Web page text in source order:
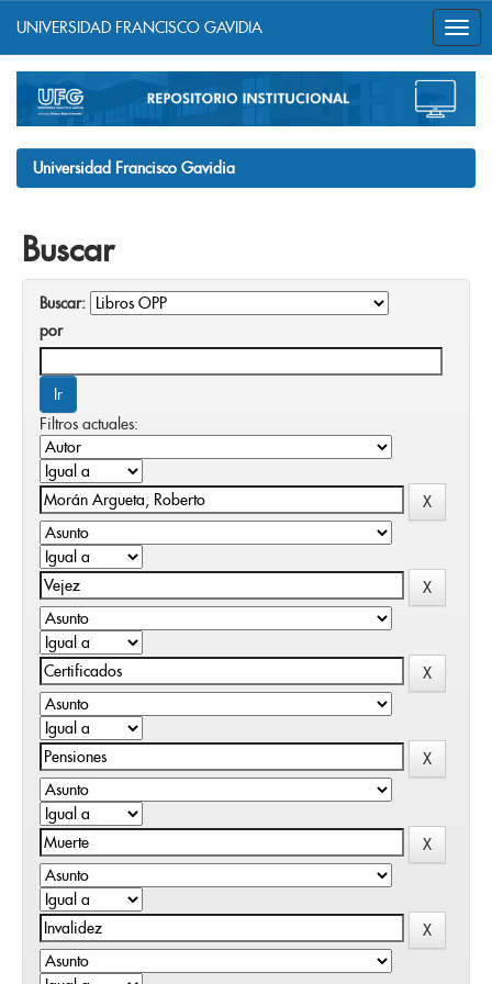
navigation
UNIVERSIDAD FRANCISCO GAVIDIA
Universidad Francisco Gavidia
Buscar
Buscar:
por
Filtros actuales: